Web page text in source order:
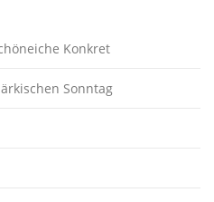
Konkret
Sonntag